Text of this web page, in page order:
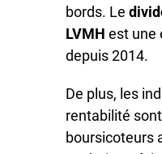
bords. Le
LVMH est une
depuis 2014.
De plus, les
rentabilité
boursicoteurs